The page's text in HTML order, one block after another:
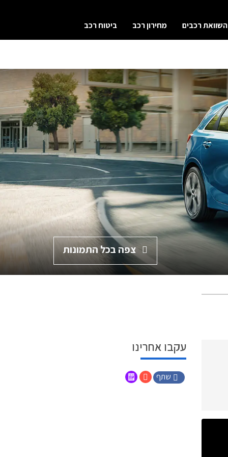
השוואת רכבים מחירון רכב ביטוח רכב
צפה בכל התמונות
עקבו אחרינו
שתף